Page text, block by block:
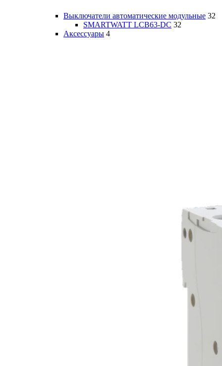
Выключатели автоматические модульные 32
SMARTWATT LCB63-DC 32
Аксессуары 4